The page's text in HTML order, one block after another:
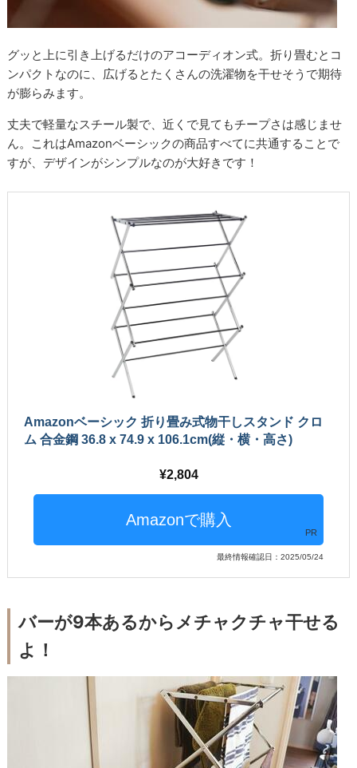
グッと上に引き上げるだけのアコーディオン式。折り畳むとコ
ンパクトなのに、広げるとたくさんの洗濯物を干せそうで期待
が膨らみます。
丈夫で軽量なスチール製で、近くで見てもチープさは感じませ
ん。これはAmazonベーシックの商品すべてに共通することで
すが、デザインがシンプルなのが大好きです！
Amazonベーシック 折り畳み式物干しスタンド クロ
ム 合金鋼 36.8 x 74.9 x 106.1cm(縦・横・高さ)
2,804
PR
最終情報確認日：2025/05/24
バーが9本あるからメチャクチャ干せる
よ！